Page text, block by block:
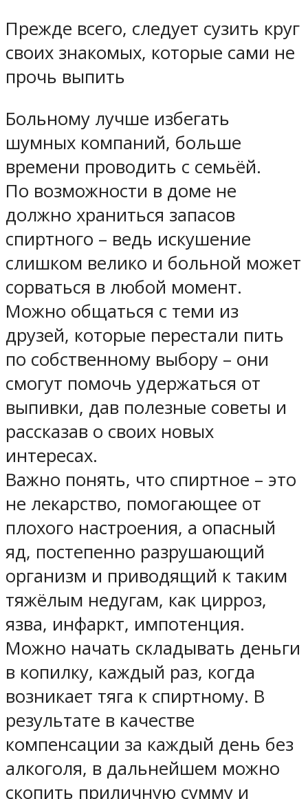
Прежде всего, следует сузить круг
своих знакомых, которые сами не
прочь выпить
Больному лучше избегать
шумных компаний, больше
времени проводить с семьёй.
По возможности в доме не
должно храниться запасов
спиртного – ведь искушение
слишком велико и больной может
сорваться в любой момент.
Можно общаться с теми из
друзей, которые перестали пить
по собственному выбору – они
смогут помочь удержаться от
выпивки, дав полезные советы и
рассказав о своих новых
интересах.
Важно понять, что спиртное – это
не лекарство, помогающее от
плохого настроения, а опасный
яд, постепенно разрушающий
организм и приводящий к таким
тяжёлым недугам, как цирроз,
язва, инфаркт, импотенция.
Можно начать складывать деньги
в копилку, каждый раз, когда
возникает тяга к спиртному. В
результате в качестве
компенсации за каждый день без
алкоголя, в дальнейшем можно
скопить приличную сумму и